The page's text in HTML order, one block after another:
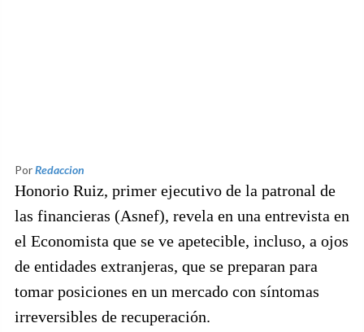
PorRedaccion
Honorio Ruiz, primer ejecutivo de la patronal de
las financieras (Asnef), revela en una entrevista en
el Economista que se ve apetecible, incluso, a ojos
de entidades extranjeras, que se preparan para
tomar posiciones en un mercado con síntomas
irreversibles de recuperación.